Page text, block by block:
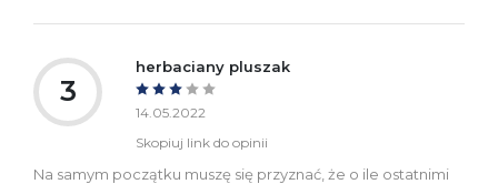
3
herbaciany pluszak
14.05.2022
Skopiuj link do opinii
Na samym początku muszę się przyznać, że o ile ostatnimi